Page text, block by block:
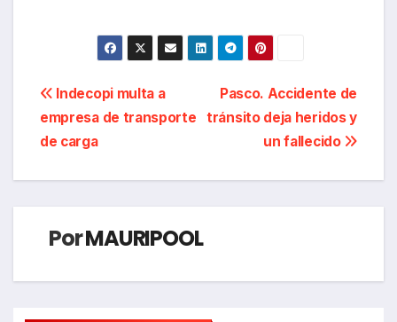
Navegación
de
entradas
Pasco. Accidente de
tránsito deja heridos y
un fallecido
Indecopi multa a
empresa de transporte
de carga
PorMAURIPOOL